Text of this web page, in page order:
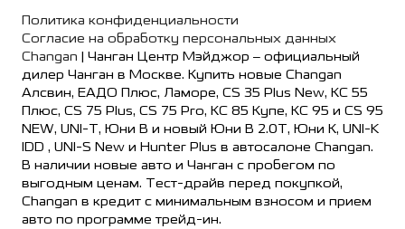
Политика конфиденциальности
Согласие на обработку персональных данных
Changan | Чанган Центр Мэйджор – официальный
дилер Чанган в Москве. Купить новые Changan
Алсвин, ЕАДО Плюс, Ламоре, CS 35 Plus New, КС 55
Плюс, CS 75 Plus, CS 75 Pro, КС 85 Купе, КС 95 и CS 95
NEW, UNI-T, Юни В и новый Юни В 2.0Т, Юни К, UNI-K
IDD , UNI-S New и Hunter Plus в автосалоне Changan.
В наличии новые авто и Чанган с пробегом по
выгодным ценам. Тест-драйв перед покупкой,
Changan в кредит с минимальным взносом и прием
авто по программе трейд-ин.